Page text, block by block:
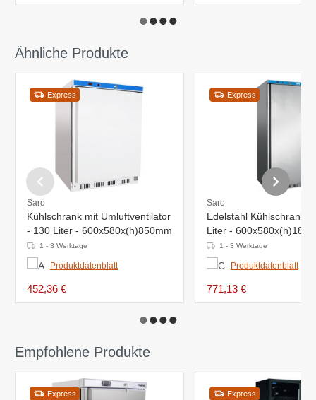
Ähnliche Produkte
Express
Saro
Kühlschrank mit Umluftventilator
- 130 Liter - 600x580x(h)850mm
1 - 3 Werktage
Produktdatenblatt
452,36 €
Express
Saro
Edelstahl Kühlschrank -
Liter -
1 - 3 Werktage
Produktdatenblatt
771,13 €
Empfohlene Produkte
Express Express